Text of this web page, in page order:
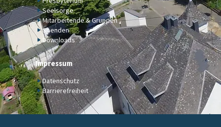
Seelsorge
Mitarbeitende & Gruppen
Spenden
Downloads
Impressum
Datenschutz
Barrierefreiheit